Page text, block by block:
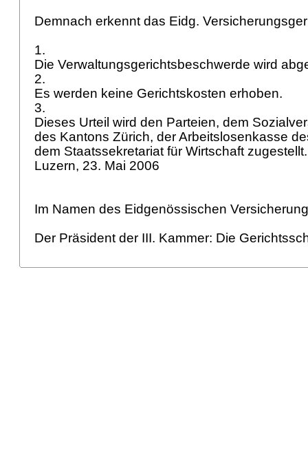
Demnach erkennt das Eidg.
1.
Die Verwaltungsgerichtsbeschwerde wird
2.
Es werden keine Gerichtskosten erhoben.
3.
Dieses Urteil wird den Parteien, dem
des Kantons Zürich, der Arbeitslosenkasse
dem Staatssekretariat für Wirtschaft
Luzern, 23. Mai 2006
Im Namen des Eidgenössischen
Der Präsident der III. Kammer: Die